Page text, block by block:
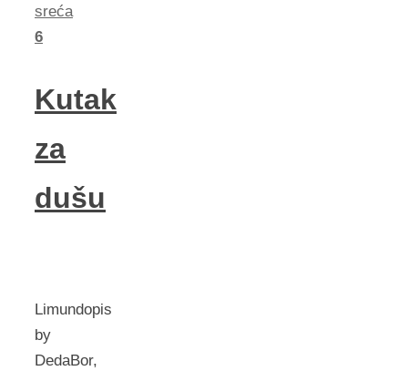
sreća
6
Kutak
za
dušu
Limundopis
by
DedaBor,